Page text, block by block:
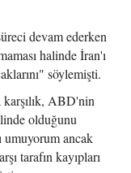
devam ederken
halinde İran'ı
söylemişti.
karşılık, ABD'nin
olduğunu
umuyorum ancak
tarafın kayıpları